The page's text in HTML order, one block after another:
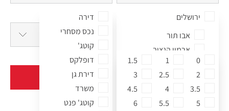
ירושלים
אבו תור
ארמון הנציב
ארנונה
בית הכרם
דירה
נכס מסחרי
קוטג'
דופלקס
דירת גן
משרד
קוטג' פנט
חדרי שינה
0
1
1.5
2
2.5
3
3.5
4
4.5
5
5.5
6
טווח מחירים
אפשרויות נוספות
חיפוש מתקדם
חיפוש